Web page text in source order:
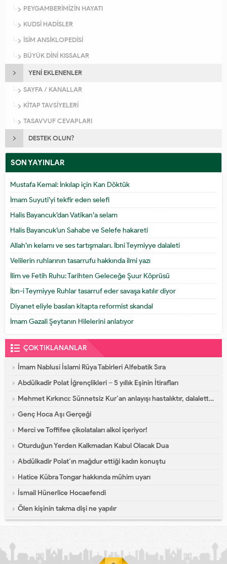
PEYGAMBERİMİZİN HAYATI
KUDSİ HADİSLER
İSİM ANSİKLOPEDİSİ
BÜYÜK DİNİ KISSALAR
YENİ EKLENENLER
SAYFA / KANALLAR
KİTAP TAVSİYELERİ
TASAVVUF CEVAPLARI
DESTEK OLUN?
SON YAYINLAR
Mustafa Kemal: İnkılap için Kan Döktük
İmam Suyuti’yi tekfir eden selefi
Halis Bayancuk’dan Vatikan’a selam
Halis Bayancuk’un Sahabe ve Selefe hakareti
Allah’ın kelamı ve ses tartışmaları. İbni Teymiyye dalaleti
Velilerin ruhlarının tasarrufu hakkında ilmi yazı
İlim ve Fetih Ruhu: Tarihten Geleceğe Şuur Köprüsü
İbn-i Teymiyye Ruhlar tasarruf eder savaşa katılır diyor
Diyanet eliyle basılan kitapta reformist skandal
İmam Gazali Şeytanın Hilelerini anlatıyor
ÇOK TIKLANANLAR
İmam Nablusi İslami Rüya Tabirleri Alfebatik Sıra
Abdülkadir Polat İğrençlikleri – 5 yıllık Eşinin İtirafları
Mehmet Kırkıncı: Sünnetsiz Kur’an anlayışı hastalıktır, dalalettir!
Genç Hoca Aşı Gerçeği
Merci ve Toffifee çikolataları alkol içeriyor!
Oturduğun Yerden Kalkmadan Kabul Olacak Dua
Abdülkadir Polat’ın mağdur ettiği kadın konuştu
Hatice Kübra Tongar hakkında mühim uyarı
İsmail Hünerlice Hocaefendi
Ölen kişinin takma dişi ne yapılır